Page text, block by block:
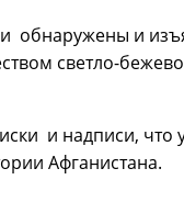
обнаружены и
светло-
и надписи, что
Афганистана.